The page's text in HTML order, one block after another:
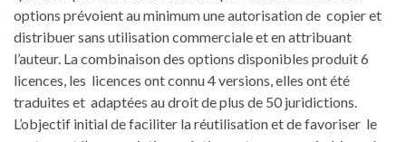
options prévoient au minimum une autorisation de copier et
distribuer sans utilisation commerciale et en attribuant
l’auteur. La combinaison des options disponibles produit 6
licences, les licences ont connu 4 versions, elles ont été
traduites et adaptées au droit de plus de 50 juridictions.
L’objectif initial de faciliter la réutilisation et de favoriser le